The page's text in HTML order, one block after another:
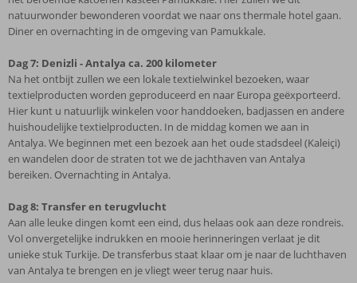
natuurwonder bewonderen voordat we naar ons thermale hotel gaan.
Diner en overnachting in de omgeving van Pamukkale.
Dag 7: Denizli - Antalya ca. 200 kilometer
Na het ontbijt zullen we een lokale textielwinkel bezoeken, waar
textielproducten worden geproduceerd en naar Europa geëxporteerd.
Hier kunt u natuurlijk winkelen voor handdoeken, badjassen en andere
huishoudelijke textielproducten. In de middag komen we aan in
Antalya. We beginnen met een bezoek aan het oude stadsdeel (Kaleiçi)
en wandelen door de straten tot we de jachthaven van Antalya
bereiken. Overnachting in Antalya.
Dag 8: Transfer en terugvlucht
Aan alle leuke dingen komt een eind, dus helaas ook aan deze rondreis.
Vol onvergetelijke indrukken en mooie herinneringen verlaat je dit
unieke stuk Turkije. De transferbus staat klaar om je naar de luchthaven
van Antalya te brengen en je vliegt weer terug naar huis.